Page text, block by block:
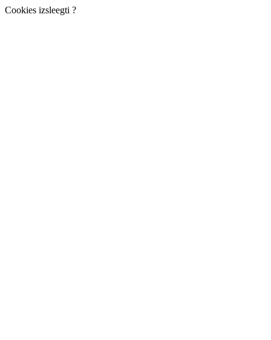
Cookies izsleegti ?